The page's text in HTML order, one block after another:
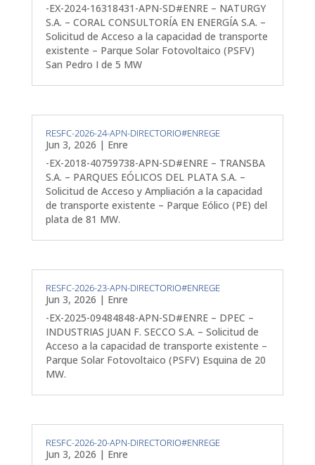
-EX-2024-16318431-APN-SD#ENRE – NATURGY
S.A. – CORAL CONSULTORÍA EN ENERGÍA S.A. –
Solicitud de Acceso a la capacidad de transporte
existente – Parque Solar Fotovoltaico (PSFV)
San Pedro I de 5 MW
RESFC-2026-24-APN-DIRECTORIO#ENREGE
Jun 3, 2026 | Enre
-EX-2018-40759738-APN-SD#ENRE – TRANSBA
S.A. – PARQUES EÓLICOS DEL PLATA S.A. –
Solicitud de Acceso y Ampliación a la capacidad
de transporte existente – Parque Eólico (PE) del
plata de 81 MW.
RESFC-2026-23-APN-DIRECTORIO#ENREGE
Jun 3, 2026 | Enre
-EX-2025-09484848-APN-SD#ENRE – DPEC –
INDUSTRIAS JUAN F. SECCO S.A. – Solicitud de
Acceso a la capacidad de transporte existente –
Parque Solar Fotovoltaico (PSFV) Esquina de 20
MW.
RESFC-2026-20-APN-DIRECTORIO#ENREGE
Jun 3, 2026 | Enre